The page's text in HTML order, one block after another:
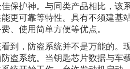
保护神。与同类产品相比，该
更可靠等特性。具有不须建基
、使用简单方便等优点。
，防盗系统并不是万能的。
盗系统。当钥匙芯片数据与车